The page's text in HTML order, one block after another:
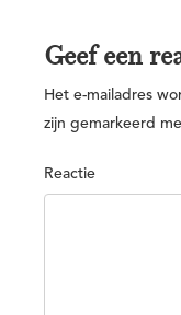
Geef een
Het e-mailadres
zijn gemarkeerd
Reactie